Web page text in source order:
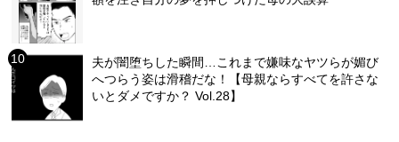
夫が闇堕ちした瞬間…これまで嫌味なヤツらが媚び
へつらう姿は滑稽だな！【母親ならすべてを許さな
いとダメですか？ Vol.28】